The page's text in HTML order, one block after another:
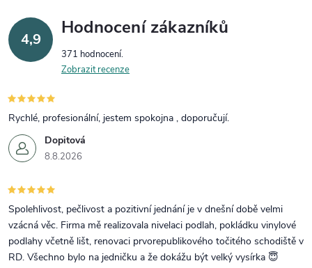
4,9
Hodnocení zákazníků
371 hodnocení
Zobrazit recenze
Dopitová
8.8.2026
Rychlé, profesionální, jestem spokojna , doporučují.
Spolehlivost, pečlivost a pozitivní jednání je v dnešní době velmi
vzácná věc. Firma mě realizovala nivelaci podlah, pokládku vinylové
podlahy včetně lišt, renovaci prvorepublikového točitého schodiště v
RD. Všechno bylo na jedničku a že dokážu být velký vysírka 😇